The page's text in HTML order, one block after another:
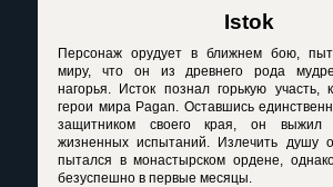
Istok
Персонаж орудует в ближнем бою,
миру, что он из древнего рода
нагорья. Исток познал горькую участь,
герои мира Pagan . Оставшись
защитником своего края, он выжил
жизненных испытаний. Излечить душу
пытался в монастырском ордене,
безуспешно в первые месяцы.